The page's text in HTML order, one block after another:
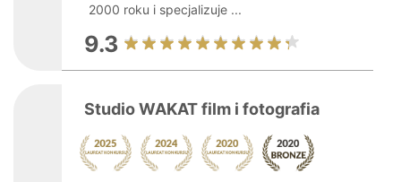
2000 roku i specjalizuje ...
9.3
Studio WAKAT film i fotografia